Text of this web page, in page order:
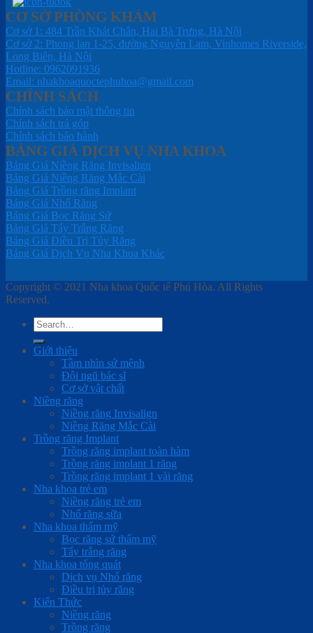
CƠ SỞ PHÒNG KHÁM
Cơ sở 1: 484 Trần Khát Chân, Hai Bà Trưng, Hà Nội
Cơ sở 2: Phong lan 1-25, đường Nguyễn Lam, Vinhomes Riverside,
Long Biên, Hà Nội
Hotline: 0962091936
Email: nhakhoaquoctephuhoa@gmail.com
CHÍNH SÁCH
Chính sách bảo mật thông tin
Chính sách trả góp
Chính sách bảo hành
BẢNG GIÁ DỊCH VỤ NHA KHOA
Bảng Giá Niềng Răng Invisalign
Bảng Giá Niềng Răng Mắc Cài
Bảng Giá Trồng răng Implant
Bảng Giá Nhổ Răng
Bảng Giá Bọc Răng Sứ
Bảng Giá Tẩy Trắng Răng
Bảng Giá Điều Trị Tủy Răng
Bảng Giá Dịch Vụ Nha Khoa Khác
Copyright © 2021 Nha khoa Quốc tế Phú Hòa. All Rights
Reserved.
Giới thiệu
Tầm nhìn sứ mệnh
Đội ngũ bác sĩ
Cơ sở vật chất
Niềng răng
Niềng răng Invisalign
Niềng Răng Mắc Cài
Trồng răng Implant
Trồng răng implant toàn hàm
Trồng răng implant 1 răng
Trồng răng implant 1 vài răng
Nha khoa trẻ em
Niềng răng trẻ em
Nhổ răng sữa
Nha khoa thẩm mỹ
Bọc răng sứ thẩm mỹ
Tẩy trắng răng
Nha khoa tổng quát
Dịch vụ Nhổ răng
Điều trị tủy răng
Kiến Thức
Niềng răng
Trồng răng